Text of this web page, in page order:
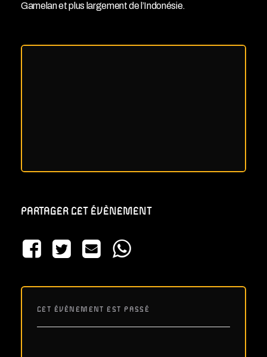
Gamelan et plus largement de l’Indonésie.
PARTAGER CET ÉVÈNEMENT
CET ÉVÈNEMENT EST PASSÉ